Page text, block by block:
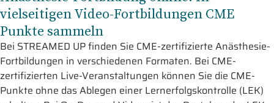
vielseitigen Video-Fortbildungen CME
Punkte sammeln
Bei STREAMED UP finden Sie CME-zertifizierte Anästhesie-
Fortbildungen in verschiedenen Formaten. Bei CME-
zertifizierten Live-Veranstaltungen können Sie die CME-
Punkte ohne das Ablegen einer Lernerfolgskontrolle (LEK)